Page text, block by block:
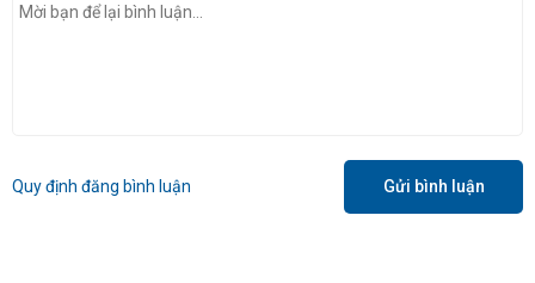
Quy định đăng bình luận Gửi bình luận